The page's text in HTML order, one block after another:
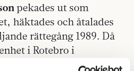
pekades ut som
häktades och åtalades
rättegång 1989. Då
i Rotebro i